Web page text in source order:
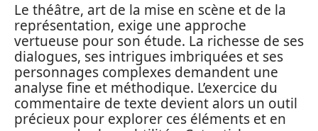
Le théâtre, art de la mise en scène et de la
représentation, exige une approche
vertueuse pour son étude. La richesse de ses
dialogues, ses intrigues imbriquées et ses
personnages complexes demandent une
analyse fine et méthodique. L’exercice du
commentaire de texte devient alors un outil
précieux pour explorer ces éléments et en